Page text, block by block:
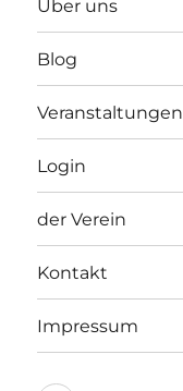
Über uns
Blog
Veranstaltungen
Login
der Verein
Kontakt
Impressum